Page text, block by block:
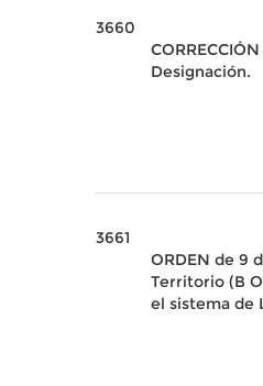
3660
Designación.
3661
ORDEN de 9
Territorio (B
el sistema de